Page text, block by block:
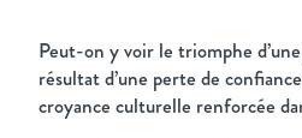
Peut-on y voir le triomphe
résultat d’une perte de
croyance culturelle renforcée